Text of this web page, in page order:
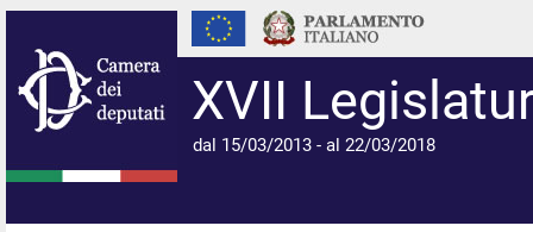
XVII
dal 15/03/2013 - al 22/03/2018